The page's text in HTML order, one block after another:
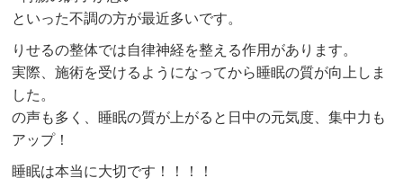
といった不調の方が最近多いです。
りせるの整体では自律神経を整える作用があります。
実際、施術を受けるようになってから睡眠の質が向上しま
した。
の声も多く、睡眠の質が上がると日中の元気度、集中力も
アップ！
睡眠は本当に大切です！！！！